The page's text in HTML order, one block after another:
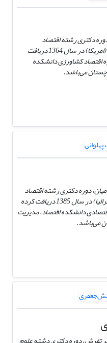
از شهر بم، دوره دکتری رشته اقتصاد
کشاورزی خود را از دانشگاه ایالتی اورگان (امریکا) در سال 1364 دریافت
اقتصاد کشاورزی دانشکده
می‌باشد.
1348 از شهر رامیان، دوره دکتری رشته اقتصاد
(سنجی) خود را از دانشگاه ولنگونگ (استرالیا) در سال 1385 دریافت کرده
دانشکده اقتصاد، مدیریت
می‌باشد.